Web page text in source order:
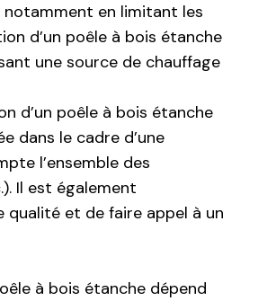
notamment en limitant les
d’un poêle à bois étanche
une source de chauffage
d’un poêle à bois étanche
dans le cadre d’une
l’ensemble des
Il est également
qualité et de faire appel à un
à bois étanche dépend